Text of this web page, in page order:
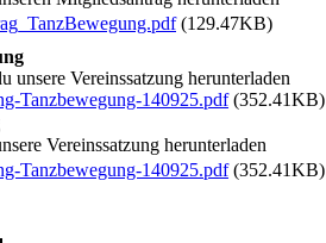
(129.47KB)
unsere Vereinssatzung herunterladen
Tanzbewegung-140925.pdf(352.41KB)
Vereinssatzung herunterladen
Tanzbewegung-140925.pdf(352.41KB)